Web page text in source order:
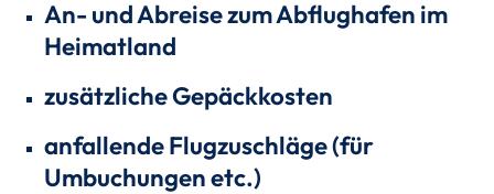
An- und Abreise zum Abflughafen im
Heimatland
zusätzliche Gepäckkosten
anfallende Flugzuschläge (für
Umbuchungen etc.)